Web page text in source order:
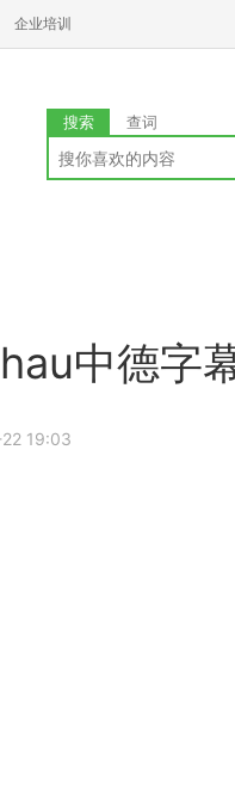
企业培训
搜索 查词
中德字
19:03